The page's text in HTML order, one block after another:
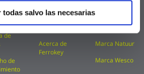
todas salvo las necesarias
de
de
Catálogos
Financiación
Acerca de
Ferrokey
Marca Kolorea
Marca Natuur
Marca Wesco